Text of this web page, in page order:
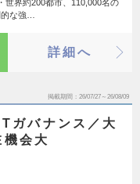
世界約200都市、110,000名の
的な強…
詳細へ
掲載期間 26/07/27～26/08/09
ガバナンス／大
会大